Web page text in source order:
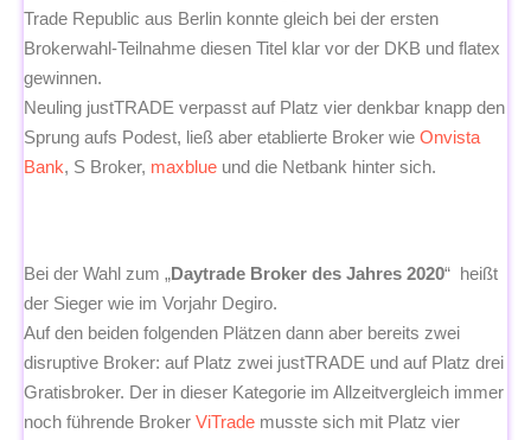
Trade Republic aus Berlin konnte gleich bei der ersten
Brokerwahl-Teilnahme diesen Titel klar vor der DKB und flatex
gewinnen.
Neuling justTRADE verpasst auf Platz vier denkbar knapp den
Sprung aufs Podest, ließ aber etablierte Broker wie Onvista
Bank, S Broker, maxblue und die Netbank hinter sich.
Bei der Wahl zum „Daytrade Broker des Jahres 2020“ heißt
der Sieger wie im Vorjahr Degiro.
Auf den beiden folgenden Plätzen dann aber bereits zwei
disruptive Broker: auf Platz zwei justTRADE und auf Platz drei
Gratisbroker. Der in dieser Kategorie im Allzeitvergleich immer
noch führende Broker ViTrade musste sich mit Platz vier